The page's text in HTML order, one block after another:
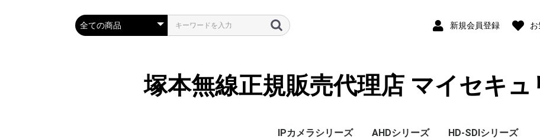
新規会員登録 お
塚本無線正規販売代理店 マイセキ
IPカメラシリーズ AHDシリーズ HD-SDIシリーズ